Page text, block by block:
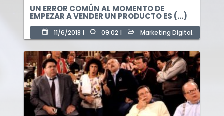
UN ERROR COMÚN AL MOMENTO DE
EMPEZAR A VENDER UN PRODUCTO ES (...)
11/6/2018 | 09:02 | Marketing Digital.